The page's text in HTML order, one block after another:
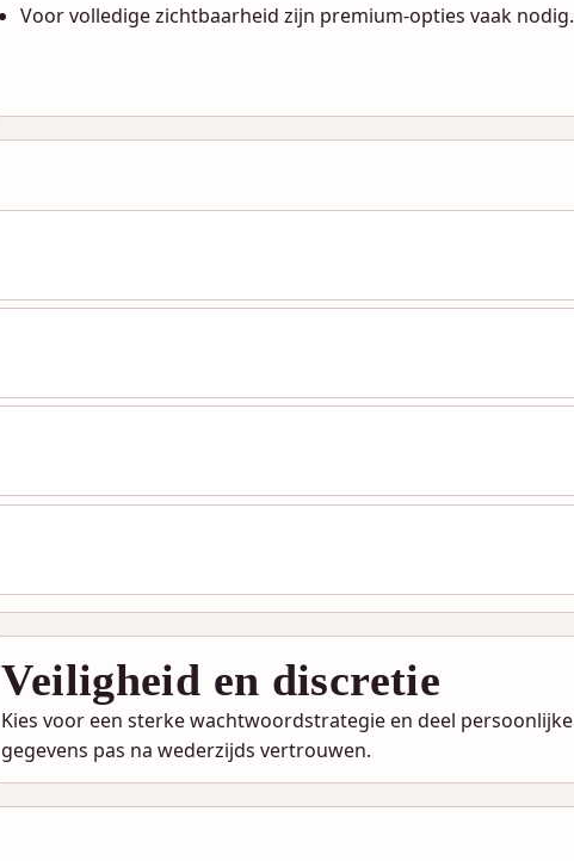
Voor volledige zichtbaarheid zijn premium-opties vaak nodig.
Veiligheid en discretie
Kies voor een sterke wachtwoordstrategie en deel persoonlijke
gegevens pas na wederzijds vertrouwen.